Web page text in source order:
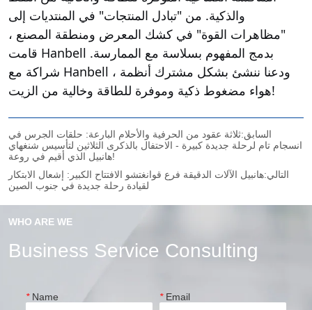
السابق:ثلاثة عقود من الحرفية والأحلام البارعة: حلقات الجرس في
انسجام تام لرحلة جديدة كبيرة - الاحتفال بالذكرى الثلاثين لتأسيس شنغهاي
هانبيل الذي أقيم في روعة!
التالي:هانبيل الآلات الدقيقة فرع قوانغتشو الافتتاح الكبير: إشعال الابتكار
لقيادة رحلة جديدة في جنوب الصين
WHO ARE WE
Business Service Consulting
*Name *Email